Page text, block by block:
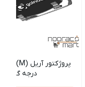
درجه گلنور